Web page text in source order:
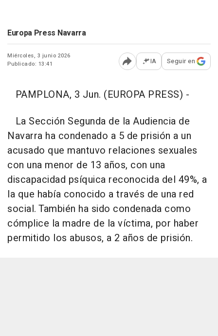
Europa Press Navarra
Miércoles, 3 junio 2026
Publicado: 13:41
Abrir opciones para
IA Seguir en
PAMPLONA, 3 Jun. (EUROPA PRESS) -
La Sección Segunda de la Audiencia de
Navarra ha condenado a 5 de prisión a un
acusado que mantuvo relaciones sexuales
con una menor de 13 años, con una
discapacidad psíquica reconocida del 49%, a
la que había conocido a través de una red
social. También ha sido condenada como
cómplice la madre de la víctima, por haber
permitido los abusos, a 2 años de prisión.